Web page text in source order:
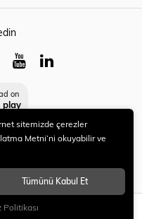
on
play
saklıdır.
sitemizde çerezler
Metni’ni okuyabilir ve
Tümünü Kabul Et